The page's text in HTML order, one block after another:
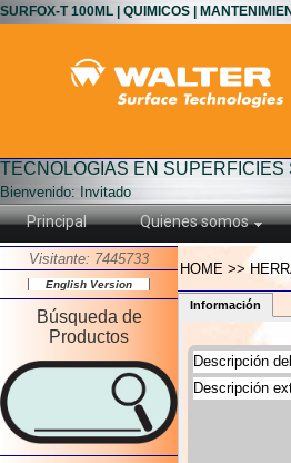
SURFOX-T 100ML | QUIMICOS |
TECNOLOGIAS EN SUPERFICIES
Bienvenido: Invitado
Principal Quienes somos
Visitante: 7445733
English Version
Búsqueda de
Productos
HOME >>
Información
Descripción
Descripción